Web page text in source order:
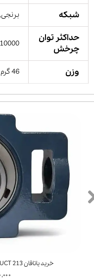
شبکه
حداکثر توان
چرخش
10000 RPM
وزن 46 گرم
خرید یاتاقان UCT 213 | برند FYH ژاپن | استعلام قیمت